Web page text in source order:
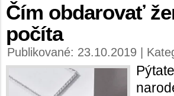
Čím obdarovať
počíta
Publikované: 23.10.2019 |